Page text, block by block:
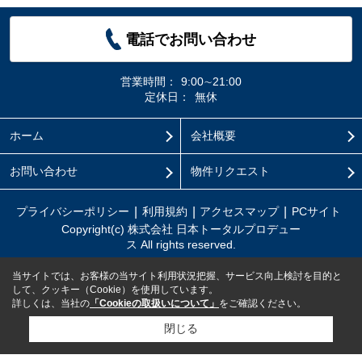
電話でお問い合わせ
営業時間：
9:00∼21:00
定休日：
無休
ホーム 会社概要
お問い合わせ 物件リクエスト
プライバシーポリシー 利用規約 アクセスマップ
PCサイト
Copyright(c) 株式会社 日本トータルプロデュー
ス All rights reserved.
当サイトでは、お客様の当サイト利用状況把握、サービス向上検討を目的と
して、クッキー（Cookie）を使用しています。
詳しくは、当社の 「Cookieの取扱いについて」 をご確認ください。
閉じる